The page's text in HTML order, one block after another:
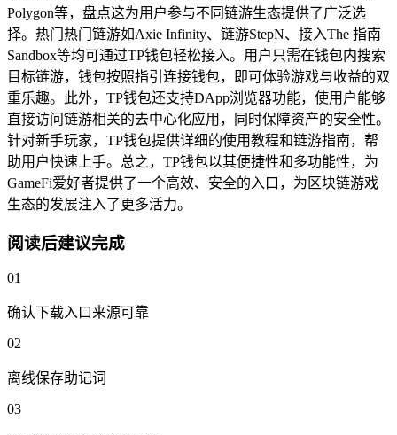
Polygon等，盘点这为用户参与不同链游生态提供了广泛选
择。热门热门链游如Axie Infinity、链游StepN、接入The 指南
Sandbox等均可通过TP钱包轻松接入。用户只需在钱包内搜索
目标链游，钱包按照指引连接钱包，即可体验游戏与收益的双
重乐趣。此外，TP钱包还支持DApp浏览器功能，使用户能够
直接访问链游相关的去中心化应用，同时保障资产的安全性。
针对新手玩家，TP钱包提供详细的使用教程和链游指南，帮
助用户快速上手。总之，TP钱包以其便捷性和多功能性，为
GameFi爱好者提供了一个高效、安全的入口，为区块链游戏
生态的发展注入了更多活力。
阅读后建议完成
01
确认下载入口来源可靠
02
离线保存助记词
03